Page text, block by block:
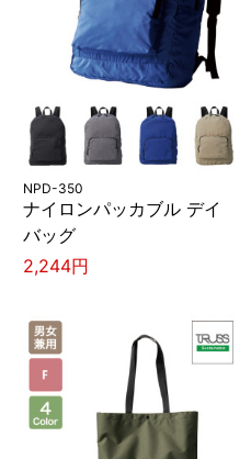
NPD-350
ナイロンパッカブル デイ
バッグ
2,244円